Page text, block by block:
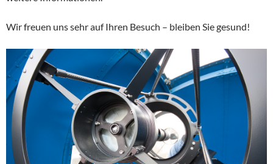
Wir freuen uns sehr auf Ihren Besuch – bleiben Sie gesund!